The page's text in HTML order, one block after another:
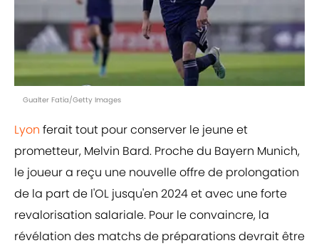
Gualter Fatia/Getty Images
Lyon ferait tout pour conserver le jeune et
prometteur, Melvin Bard. Proche du Bayern Munich,
le joueur a reçu une nouvelle offre de prolongation
de la part de l'OL jusqu'en 2024 et avec une forte
revalorisation salariale. Pour le convaincre, la
révélation des matchs de préparations devrait être